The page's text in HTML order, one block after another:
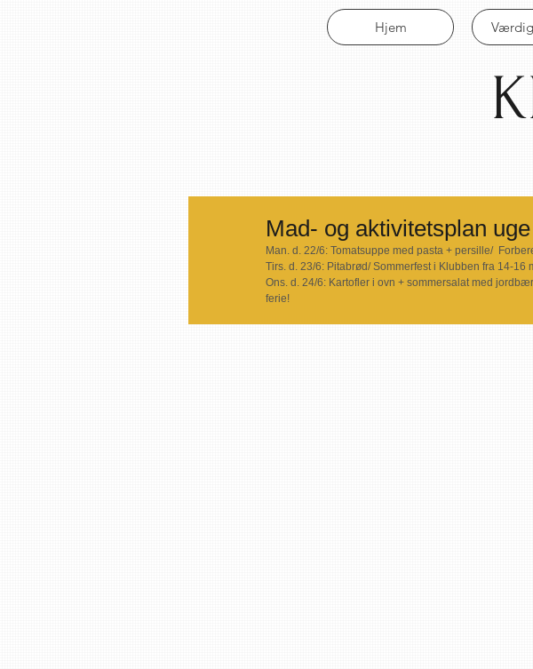
Hjem
Mad- og aktivitetsplan
Man. d. 22/6: Tomatsuppe med pasta + persille/
Tirs. d. 23/6: Pitabrød/ Sommerfest i Klubben fra 14-16
Ons. d. 24/6: Kartofler i ovn + sommersalat med
ferie!